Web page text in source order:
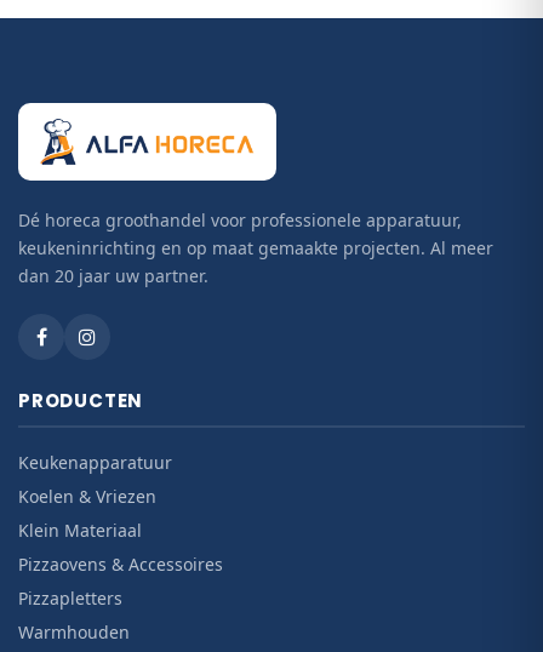
Dé horeca groothandel voor professionele apparatuur,
keukeninrichting en op maat gemaakte projecten. Al meer
dan 20 jaar uw partner.
PRODUCTEN
Keukenapparatuur
Koelen & Vriezen
Klein Materiaal
Pizzaovens & Accessoires
Pizzapletters
Warmhouden